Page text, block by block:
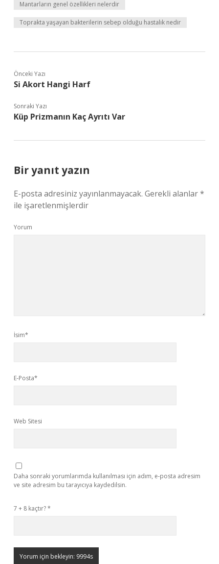
Mantarların genel özellikleri nelerdir
Toprakta yaşayan bakterilerin sebep olduğu hastalık nedir
Önceki Yazı
Si Akort Hangi Harf
Sonraki Yazı
Küp Prizmanın Kaç Ayrıtı Var
Bir yanıt yazın
E-posta adresiniz yayınlanmayacak. Gerekli alanlar*
ile işaretlenmişlerdir
Yorum
İsim*
E-Posta*
Web Sitesi
Daha sonraki yorumlarımda kullanılması için adım, e-posta adresim
ve site adresim bu tarayıcıya kaydedilsin.
7 + 8 kaçtır?*